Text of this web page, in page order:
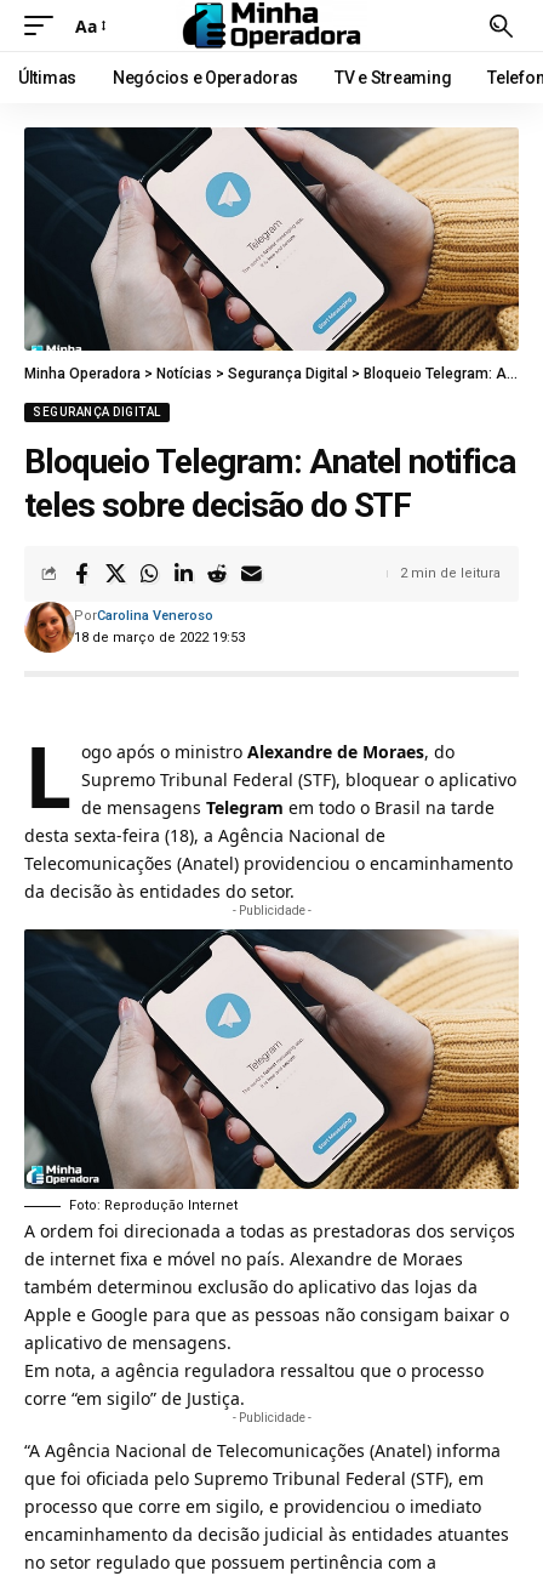
Aa
Últimas Negócios e Operadoras TV e Streaming
Minha Operadora > Notícias > Segurança Digital > Bloqueio Telegram: Anatel notifica teles sobre decisão do STF
SEGURANÇA DIGITAL
Bloqueio Telegram: Anatel notifica
teles sobre decisão do STF
18 de março de 2022 19:53
PorCarolina Veneroso
2 min de leitura
L ogo após o ministro Alexandre de Moraes, do
Supremo Tribunal Federal (STF), bloquear o aplicativo
de mensagens Telegram em todo o Brasil na tarde
desta sexta-feira (18), a Agência Nacional de
Telecomunicações (Anatel) providenciou o encaminhamento
da decisão às entidades do setor.
- Publicidade -
Foto: Reprodução Internet
A ordem foi direcionada a todas as prestadoras dos serviços
de internet fixa e móvel no país. Alexandre de Moraes
também determinou exclusão do aplicativo das lojas da
Apple e Google para que as pessoas não consigam baixar o
aplicativo de mensagens.
Em nota, a agência reguladora ressaltou que o processo
corre “em sigilo” de Justiça.
- Publicidade -
“A Agência Nacional de Telecomunicações (Anatel) informa
que foi oficiada pelo Supremo Tribunal Federal (STF), em
processo que corre em sigilo, e providenciou o imediato
encaminhamento da decisão judicial às entidades atuantes
no setor regulado que possuem pertinência com a